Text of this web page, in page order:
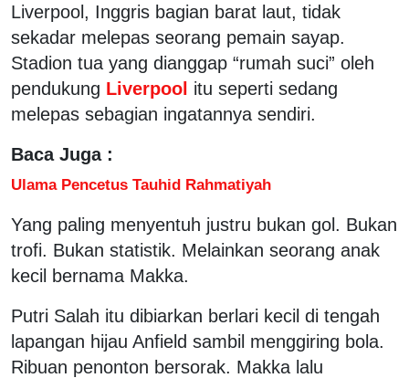
Liverpool, Inggris bagian barat laut, tidak
sekadar melepas seorang pemain sayap.
Stadion tua yang dianggap “rumah suci” oleh
pendukung Liverpool itu seperti sedang
melepas sebagian ingatannya sendiri.
Baca Juga :
Ulama Pencetus Tauhid Rahmatiyah
Yang paling menyentuh justru bukan gol. Bukan
trofi. Bukan statistik. Melainkan seorang anak
kecil bernama Makka.
Putri Salah itu dibiarkan berlari kecil di tengah
lapangan hijau Anfield sambil menggiring bola.
Ribuan penonton bersorak. Makka lalu